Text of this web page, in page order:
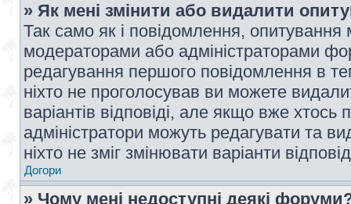
» Як мені змінити або видалити
Так само як і повідомлення,
модераторами або адміністраторами
редагування першого повідомлення в
ніхто не проголосував ви можете
варіантів відповіді, але якщо вже
адміністратори можуть редагувати та
ніхто не зміг змінювати варіанти
Догори
» Чому мені недоступні деякі